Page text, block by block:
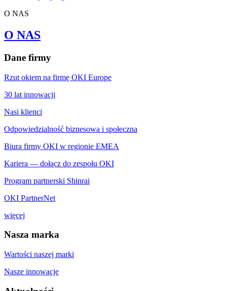
O NAS
O NAS
Dane firmy
Rzut okiem na firmę OKI Europe
30 lat innowacji
Nasi klienci
Odpowiedzialność biznesowa i społeczna
Biura firmy OKI w regionie EMEA
Kariera — dołącz do zespołu OKI
Program partnerski Shinrai
OKI PartnerNet
więcej
Nasza marka
Wartości naszej marki
Nasze innowacje